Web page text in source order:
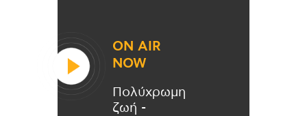
ON AIR
NOW
Πολύχρωμη
ζωή -